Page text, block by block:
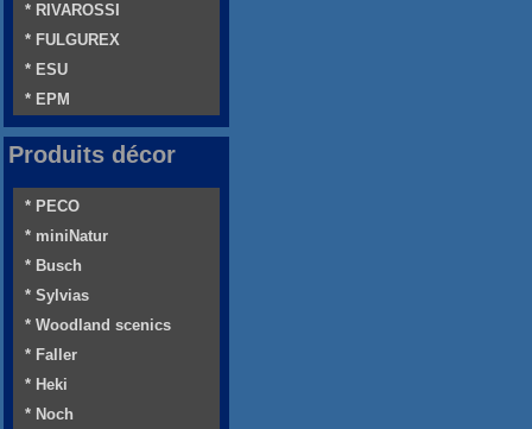
* RIVAROSSI
* FULGUREX
* ESU
* EPM
Produits décor
* PECO
* miniNatur
* Busch
* Sylvias
* Woodland scenics
* Faller
* Heki
* Noch